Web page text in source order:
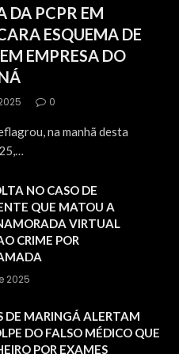
DA PCPR EM
ESQUEMA DE
EMPRESA DO
0
na manhã desta
NO CASO DE
QUE MATOU A
VIRTUAL
CRIME POR
2025
DE MARINGÁ ALERTAM
DO FALSO MÉDICO QUE
POR EXAMES